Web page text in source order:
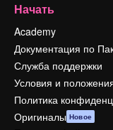
Начать
Academy
Документация по
Служба поддержки
Условия и
Политика
Оригиналы Новое